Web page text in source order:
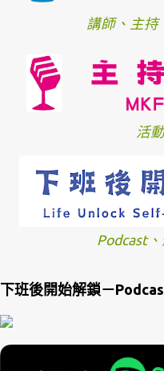
講師、主持
活
Podcast
下班後開始解鎖－